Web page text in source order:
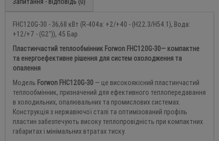
FHC120G-30 - 36,68 кВт (R-404a: +2/+40 - (H22.3/H54.1), Вода:
+12/+7 - (G2")), 45 Бар
Пластинчастий теплообмінник Forwon FHC120G-30— компактне
та енергоефективне рішення для систем охолодження та
опалення
Модель Forwon FHC120G-30 — це високоякісний пластинчастий
теплообмінник, призначений для ефективного теплопередавання
в холодильних, опалювальних та промислових системах.
Конструкція з нержавіючої сталі та оптимізований профіль
пластин забезпечують високу теплопровідність при компактних
габаритах і мінімальних втратах тиску.